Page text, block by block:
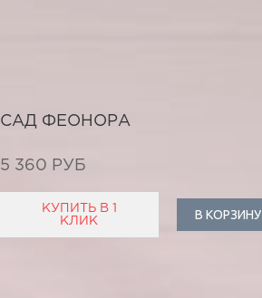
САД ФЕОНОРА
5 360 РУБ
КУПИТЬ В 1
КЛИК
В КОРЗИНУ